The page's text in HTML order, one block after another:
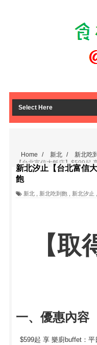
Home / 新北 / 新北吃
【台北富信大飯店】$599起
新北汐止【台北富信
飽
新北 新北吃到飽 新北汐止
【取
一、優惠內容
$599起 享 樂廚buffet：